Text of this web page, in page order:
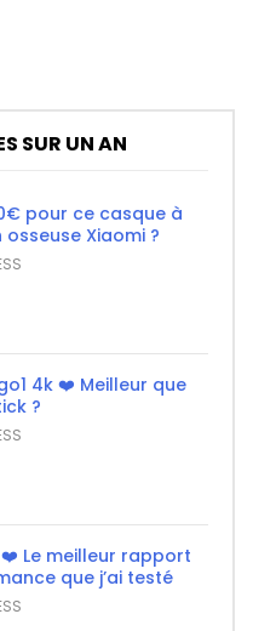
SUR UN AN
pour ce casque à
Xiaomi ?
4k ❤️ Meilleur que
?
❤️ Le meilleur rapport
que j’ai testé